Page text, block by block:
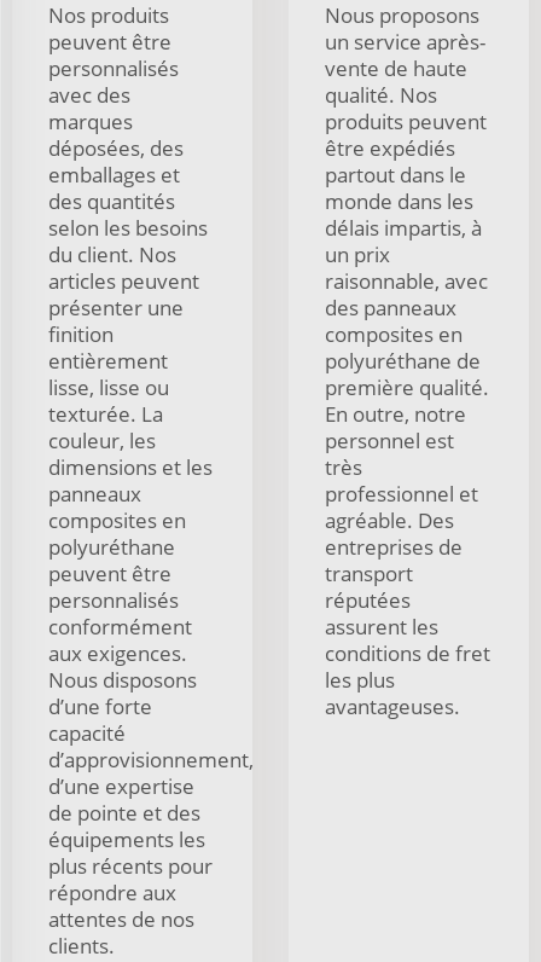
Nos produits
peuvent être
personnalisés
avec des
marques
déposées, des
emballages et
des quantités
selon les besoins
du client. Nos
articles peuvent
présenter une
finition
entièrement
lisse, lisse ou
texturée. La
couleur, les
dimensions et les
panneaux
composites en
polyuréthane
peuvent être
personnalisés
conformément
aux exigences.
Nous disposons
d’une forte
capacité
d’approvisionnement,
d’une expertise
de pointe et des
équipements les
plus récents pour
répondre aux
attentes de nos
clients.
Nous proposons
un service après-
vente de haute
qualité. Nos
produits peuvent
être expédiés
partout dans le
monde dans les
délais impartis, à
un prix
raisonnable, avec
des panneaux
composites en
polyuréthane de
première qualité.
En outre, notre
personnel est
très
professionnel et
agréable. Des
entreprises de
transport
réputées
assurent les
conditions de fret
les plus
avantageuses.